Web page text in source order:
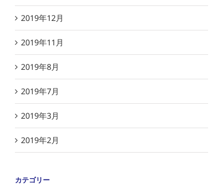
2019年12月
2019年11月
2019年8月
2019年7月
2019年3月
2019年2月
カテゴリー